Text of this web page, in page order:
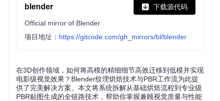
blender 下载源代码
Official mirror of Blender
项目地址： https://gitcode.com/gh_mirrors/bl/blender
在3D创作领域，如何将高模的精细细节高效迁移到低模并实现
电影级视觉效果？Blender纹理烘焙技术与PBR工作流为此提
供了完美解决方案。本文将系统拆解从基础烘焙流程到专业级
PBR贴图生成的全链路技术，帮助你掌握兼顾视觉质量与性能